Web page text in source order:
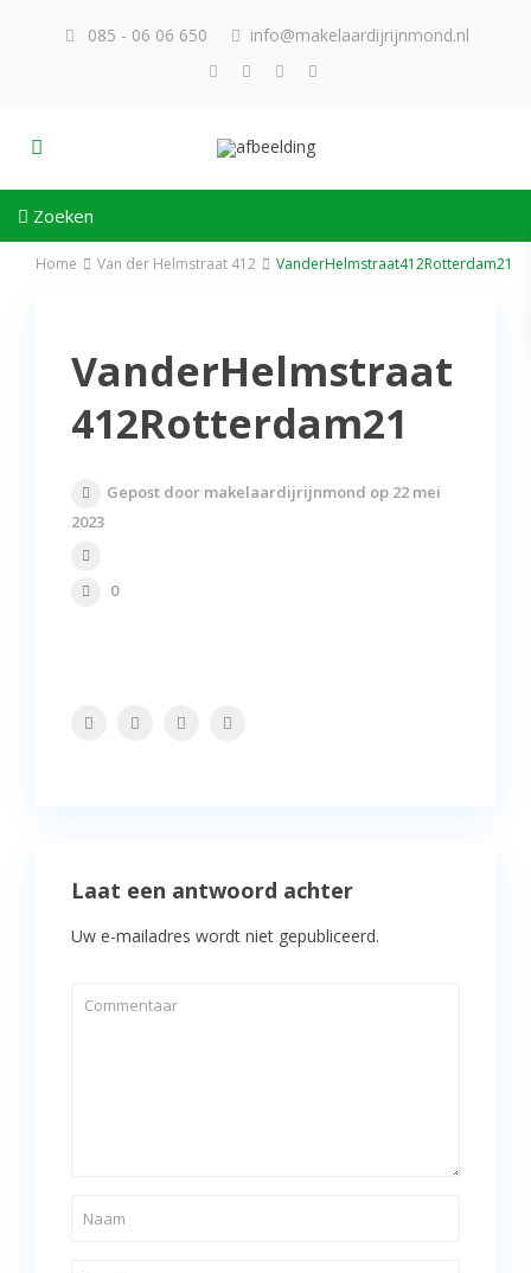
085 - 06 06 650 info@makelaardijrijnmond.nl
Zoeken
Home Van der Helmstraat 412 VanderHelmstraat412Rotterdam21
VanderHelmstraat
412Rotterdam21
Gepost door makelaardijrijnmond op 22 mei
2023
0
Laat een antwoord achter
Uw e-mailadres wordt niet gepubliceerd.